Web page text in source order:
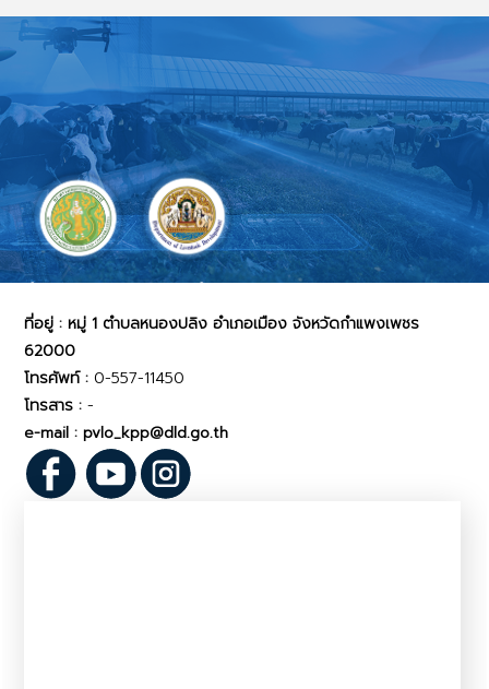
ที่อยู่ : หมู่ 1 ตำบลหนองปลิง อำเภอเมือง จังหวัดกำแพงเพชร
62000
โทรศัพท์ : 0-557-11450
โทรสาร : -
e-mail : pvlo_kpp@dld.go.th